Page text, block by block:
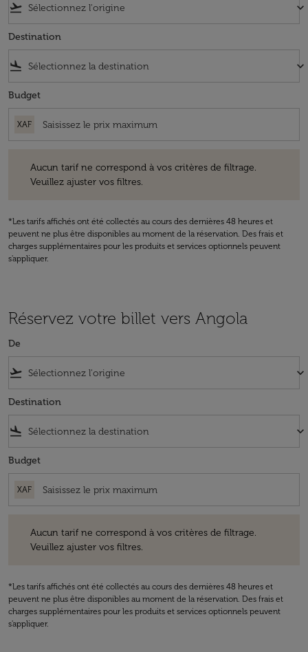
flight_takeoff keyboard_arrow_down
Destination
flight_land keyboard_arrow_down
Budget
XAF
Aucun tarif ne correspond à vos critères de filtrage.
Veuillez ajuster vos filtres.
*Les tarifs affichés ont été collectés au cours des dernières 48 heures et
peuvent ne plus être disponibles au moment de la réservation. Des frais et
charges supplémentaires pour les produits et services optionnels peuvent
s'appliquer.
Réservez votre billet vers Angola
De
flight_takeoff keyboard_arrow_down
Destination
flight_land keyboard_arrow_down
Budget
XAF
Aucun tarif ne correspond à vos critères de filtrage.
Veuillez ajuster vos filtres.
*Les tarifs affichés ont été collectés au cours des dernières 48 heures et
peuvent ne plus être disponibles au moment de la réservation. Des frais et
charges supplémentaires pour les produits et services optionnels peuvent
s'appliquer.